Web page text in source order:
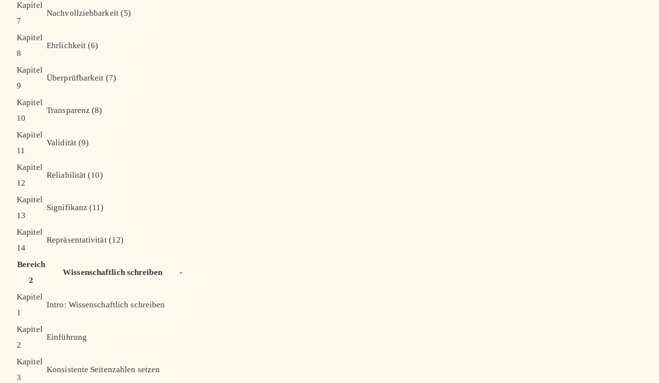
Kapitel
7
Nachvollziehbarkeit (5)
Kapitel
8
Ehrlichkeit (6)
Kapitel
9
Überprüfbarkeit (7)
Kapitel
10
Transparenz (8)
Kapitel
11
Validität (9)
Kapitel
12
Reliabilität (10)
Kapitel
13
Signifikanz (11)
Kapitel
14
Repräsentativität (12)
Bereich
2
Wissenschaftlich schreiben -
Kapitel
1
Intro: Wissenschaftlich schreiben
Kapitel
2
Einführung
Kapitel
3
Konsistente Seitenzahlen setzen